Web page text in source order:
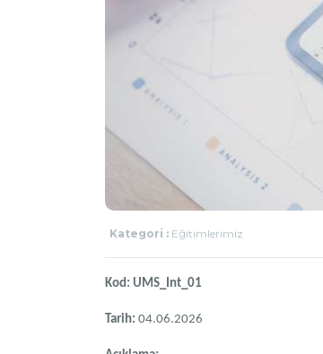
Kategori : Eğitimlerimiz
Kod: UMS_Int_01
Tarih: 04.06.2026